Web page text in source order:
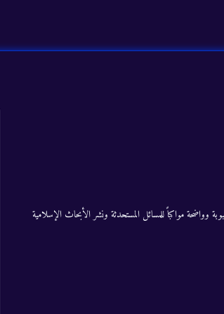
وواضحة مواكباً للمسائل المستحدثة ونشر الأبحاث الإسلامية